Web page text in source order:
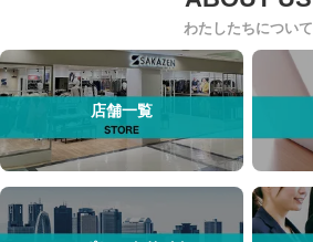
わたしたちについて
店舗一覧